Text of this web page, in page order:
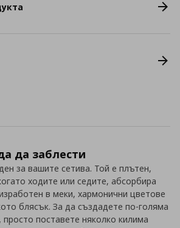
да заблести
за вашите сетива. Той е плътен,
ходите или седите, абсорбира
в меки, хармонични цветове
блясък. За да създадете по-голяма
просто поставете няколко килима